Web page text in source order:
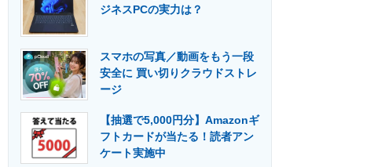
入・活用を支援
の専門メディア 建設×テクノロジーの最前線
ジネスPCの実力は？
スマホの写真／動画をもう一段
安全に 買い切りクラウドストレ
ージ
【抽選で5,000円分】Amazonギ
フトカードが当たる！読者アン
ケート実施中